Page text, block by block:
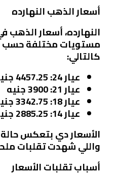
أسعار الذهب النهارده
النهارده، أسعار
مستويات مختلفة حسب
كالتالي:
عيار 24
: 4457.25 جنيه
عيار 21 : 3900 جنيه
عيار 18 : 3342.75 جنيه
عيار 14
: 2885.25 جنيه
الأسعار دي بتعكس حالة
واللي شهدت تقلبات
أسباب تقلبات الأسعار